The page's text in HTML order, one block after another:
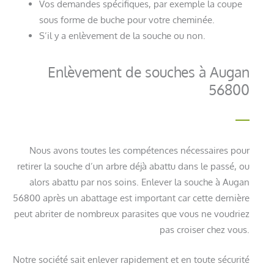
Vos demandes spécifiques, par exemple la coupe
sous forme de buche pour votre cheminée.
S’il y a enlèvement de la souche ou non.
Enlèvement de souches à Augan
56800
Nous avons toutes les compétences nécessaires pour
retirer la souche d’un arbre déjà abattu dans le passé, ou
alors abattu par nos soins. Enlever la souche à Augan
56800 après un abattage est important car cette dernière
peut abriter de nombreux parasites que vous ne voudriez
pas croiser chez vous.
Notre société sait enlever rapidement et en toute sécurité